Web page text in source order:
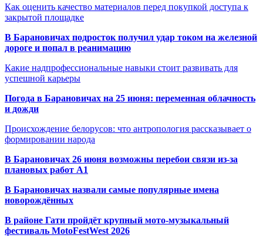
Как оценить качество материалов перед покупкой доступа к
закрытой площадке
В Барановичах подросток получил удар током на железной
дороге и попал в реанимацию
Какие надпрофессиональные навыки стоит развивать для
успешной карьеры
Погода в Барановичах на 25 июня: переменная облачность
и дожди
Происхождение белорусов: что антропология рассказывает о
формировании народа
В Барановичах 26 июня возможны перебои связи из-за
плановых работ A1
В Барановичах назвали самые популярные имена
новорождённых
В районе Гати пройдёт крупный мото-музыкальный
фестиваль MotoFestWest 2026